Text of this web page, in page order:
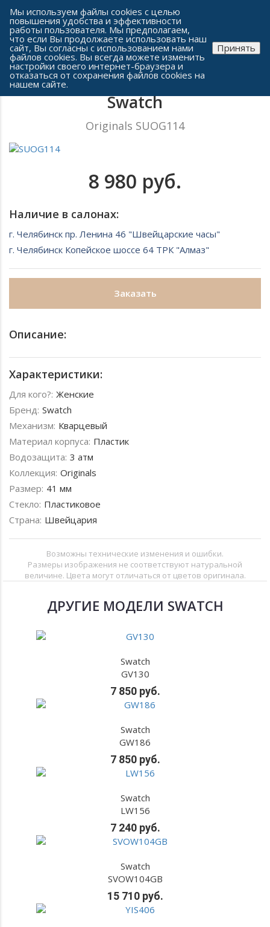
Сеть часовых салонов г. Челябинска
Женские часы
Swatch
Originals SUOG114
8 980 руб.
Наличие в салонах:
г. Челябинск пр. Ленина 46 "Швейцарские часы"
г. Челябинск Копейское шоссе 64 ТРК "Алмаз"
Заказать
Описание:
Характеристики:
Для кого?: Женские
Бренд: Swatch
Механизм: Кварцевый
Материал корпуса: Пластик
Водозащита: 3 атм
Коллекция: Originals
Размер: 41 мм
Стекло: Пластиковое
Страна: Швейцария
Возможны технические изменения и ошибки.
Размеры изображения не соответствуют натуральной
величине. Цвета могут отличаться от цветов оригинала.
ДРУГИЕ МОДЕЛИ SWATCH
Swatch
GV130
7 850 руб.
Swatch
GW186
7 850 руб.
Swatch
LW156
7 240 руб.
Swatch
SVOW104GB
15 710 руб.
Мы используем файлы cookies с целью
повышения удобства и эффективности
работы пользователя. Мы предполагаем,
что если Вы продолжаете использовать наш
сайт, Вы согласны с использованием нами
файлов cookies. Вы всегда можете изменить
настройки своего интернет-браузера и
отказаться от сохранения файлов cookies на
нашем сайте.
Принять